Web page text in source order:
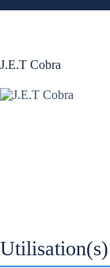
J.E.T Cobra
Utilisation(s)